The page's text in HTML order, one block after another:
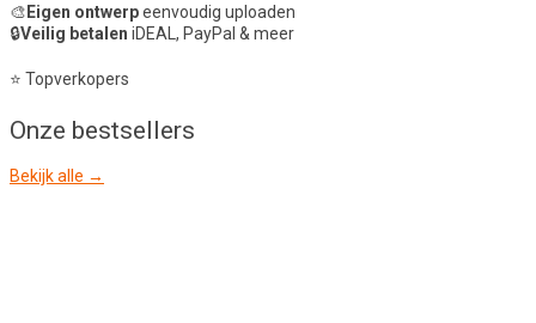
🎨 Eigen ontwerpeenvoudig uploaden
🔒Veilig betalen iDEAL, PayPal & meer
⭐ Topverkopers
Onze bestsellers
Bekijk alle →